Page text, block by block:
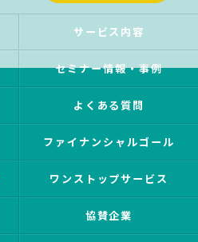
サービス内容
セミナー情報・事例
よくある質問
ファイナンシャルゴール
ワンストップサービス
協賛企業